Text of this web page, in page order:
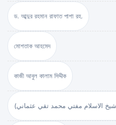
ড. আব্দুর রহমান রাফাত পাশা রহ.
মোশতাক আহমেদ
কাজী আবুল কালাম সিদ্দীক